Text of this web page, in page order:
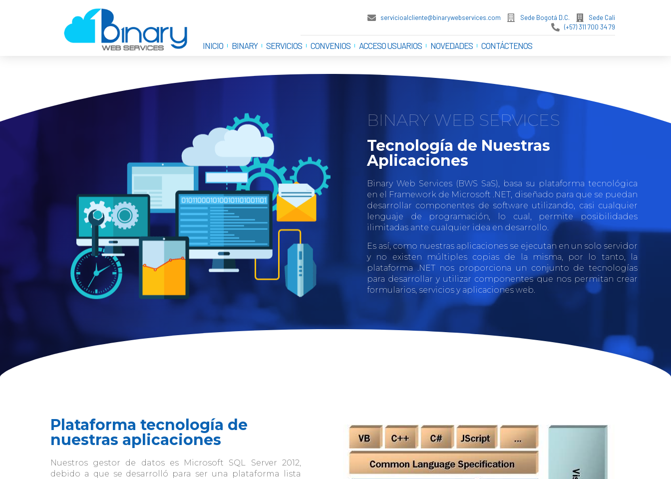
servicioalcliente@binarywebservices.com Sede Bogotá D.C.
Sede Cali
(+57) 311 700 34 79
INICIO BINARY SERVICIOS CONVENIOS ACCESO USUARIOS NOVEDADES CONTÁCTENOS
BINARY WEB SERVICES
Tecnología de Nuestras
Aplicaciones
Binary Web Services (BWS SaS), basa su plataforma tecnológica
en el Framework de Microsoft .NET, diseñado para que se puedan
desarrollar componentes de software utilizando, casi cualquier
lenguaje de programación, lo cual, permite posibilidades
ilimitadas ante cualquier idea en desarrollo.
Es así, como nuestras aplicaciones se ejecutan en un solo servidor
y no existen múltiples copias de la misma, por lo tanto, la
plataforma .NET nos proporciona un conjunto de tecnologías
para desarrollar y utilizar componentes que nos permitan crear
formularios, servicios y aplicaciones web.
Plataforma tecnología de
nuestras aplicaciones
Nuestros gestor de datos es Microsoft SQL Server 2012,
debido a que se desarrolló para ser una plataforma lista